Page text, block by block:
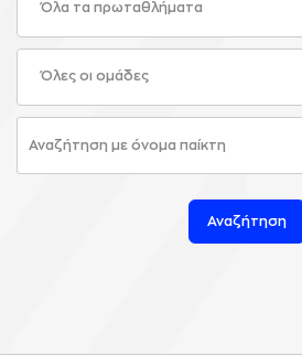
Όλα τα πρωταθλήματα
Όλες οι ομάδες
Αναζήτηση